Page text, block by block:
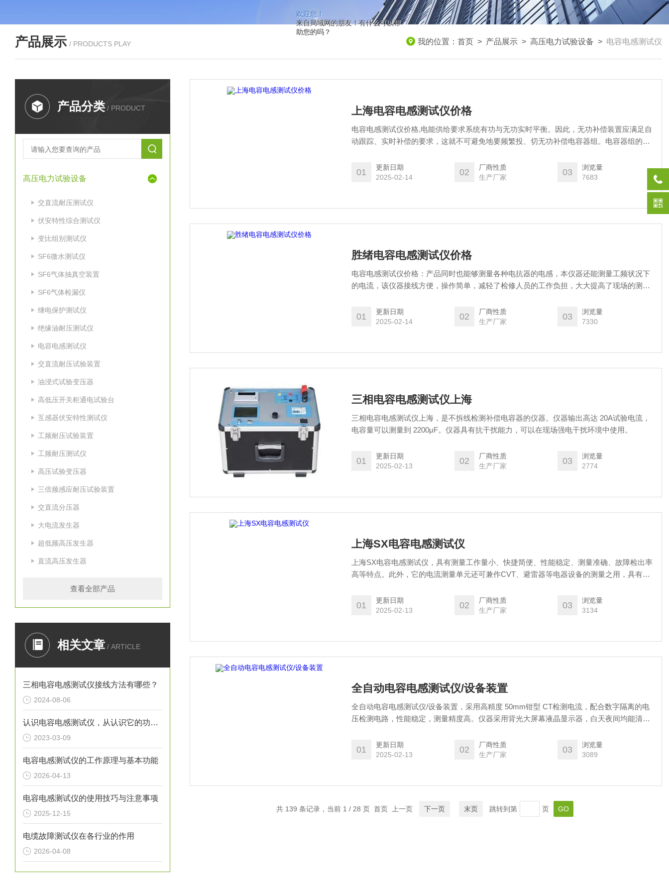
欢迎您！
来自局域网的朋友！有什么可以帮
助您的吗？
产品展示 / PRODUCTS PLAY 我的位置： 首页 > 产品展示 > 高压电力试验设备 > 电容电感测试仪
产品分类 / PRODUCT
高压电力试验设备
交直流耐压测试仪
伏安特性综合测试仪
变比组别测试仪
SF6微水测试仪
SF6气体抽真空装置
SF6气体检漏仪
继电保护测试仪
绝缘油耐压测试仪
电容电感测试仪
交直流耐压试验装置
油浸式试验变压器
高低压开关柜通电试验台
互感器伏安特性测试仪
工频耐压试验装置
工频耐压测试仪
高压试验变压器
三倍频感应耐压试验装置
交直流分压器
大电流发生器
超低频高压发生器
直流高压发生器
查看全部产品
相关文章 / ARTICLE
三相电容电感测试仪接线方法有哪些？
2024-08-06
认识电容电感测试仪，从认识它的功能特点开始
2023-03-09
电容电感测试仪的工作原理与基本功能
2026-04-13
电容电感测试仪的使用技巧与注意事项
2025-12-15
电缆故障测试仪在各行业的作用
2026-04-08
上海电容电感测试仪价格
电容电感测试仪价格,电能供给要求系统有功与无功实时平衡。因此，无功补偿装置应满足自
动跟踪、实时补偿的要求，这就不可避免地要频繁投、切无功补偿电容器组。电容器组的
01
更新日期
2025-02-14
02
厂商性质
生产厂家
03
浏览量
7683
胜绪电容电感测试仪价格
电容电感测试仪价格：产品同时也能够测量各种电抗器的电感，本仪器还能测量工频状况下
的电流，该仪器接线方便，操作简单，减轻了检修人员的工作负担，大大提高了现场的测试
01
更新日期
2025-02-14
02
厂商性质
生产厂家
03
浏览量
7330
三相电容电感测试仪上海
三相电容电感测试仪上海，是不拆线检测补偿电容器的仪器。仪器输出高达 20A试验电流，
电容量可以测量到 2200μF。仪器具有抗干扰能力，可以在现场强电干扰环境中使用。
01
更新日期
2025-02-13
02
厂商性质
生产厂家
03
浏览量
2774
上海SX电容电感测试仪
上海SX电容电感测试仪，具有测量工作量小、快捷简便、性能稳定、测量准确、故障检出率
高等特点。此外，它的电流测量单元还可兼作CVT、避雷器等电器设备的测量之用，具有一
01
更新日期
2025-02-13
02
厂商性质
生产厂家
03
浏览量
3134
全自动电容电感测试仪/设备装置
全自动电容电感测试仪/设备装置，采用高精度 50mm钳型 CT检测电流，配合数字隔离的电
压检测电路，性能稳定，测量精度高。仪器采用背光大屏幕液晶显示器，白天夜间均能清晰
印机打印测量数据。
01
更新日期
2025-02-13
02
厂商性质
生产厂家
03
浏览量
3089
共 139 条记录，当前 1 / 28 页 首页 上一页 下一页 末页 跳转到第 页